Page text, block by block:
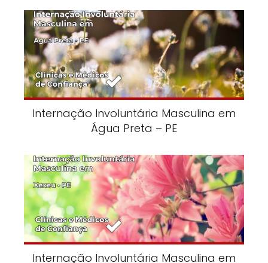
Internação Involuntária Masculina em
Água Preta – PE
Internação Involuntária Masculina em